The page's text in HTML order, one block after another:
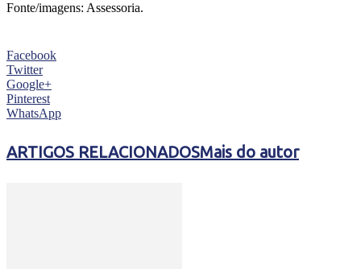
Fonte/imagens: Assessoria.
Facebook
Twitter
Google+
Pinterest
WhatsApp
ARTIGOS RELACIONADOSMais do autor